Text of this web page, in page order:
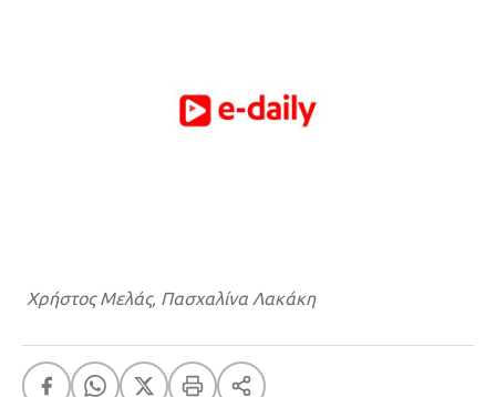
Χρήστος Μελάς, Πασχαλίνα Λακάκη